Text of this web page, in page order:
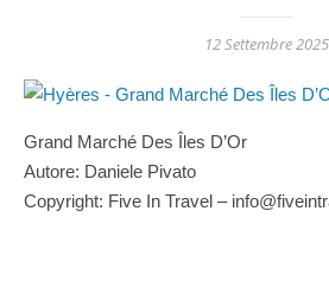
12 Settembre 2025
Grand Marché Des Îles D’Or
Autore: Daniele Pivato
Copyright: Five In Travel –